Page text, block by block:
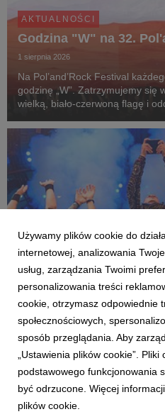
AKTUALNOŚCI
Godzina "W" na 32.
1 sierpnia 2026
Na Pol’and’Rock Festival
godzinę „W”. Zatrzymujemy się
wielką, biało-czerwoną flagę i
AKTUALNOŚCI
Nocny Kochanek,
Piątek na Festiwalu
1 sierpnia 2026
Piątek na 32. Pol'and'Rock
esencję Najpiękniejszego
jak z nut, przez strefy, stoiska i
Używamy plików cookie do
internetowej, analizowania
usług, zarządzania Twoimi
personalizowania treści
cookie, otrzymasz odpowiednie
społecznościowych,
sposób przeglądania. Aby
„Ustawienia plików cookie”.
podstawowego funkcjonowania
być odrzucone. Więcej
plików cookie.